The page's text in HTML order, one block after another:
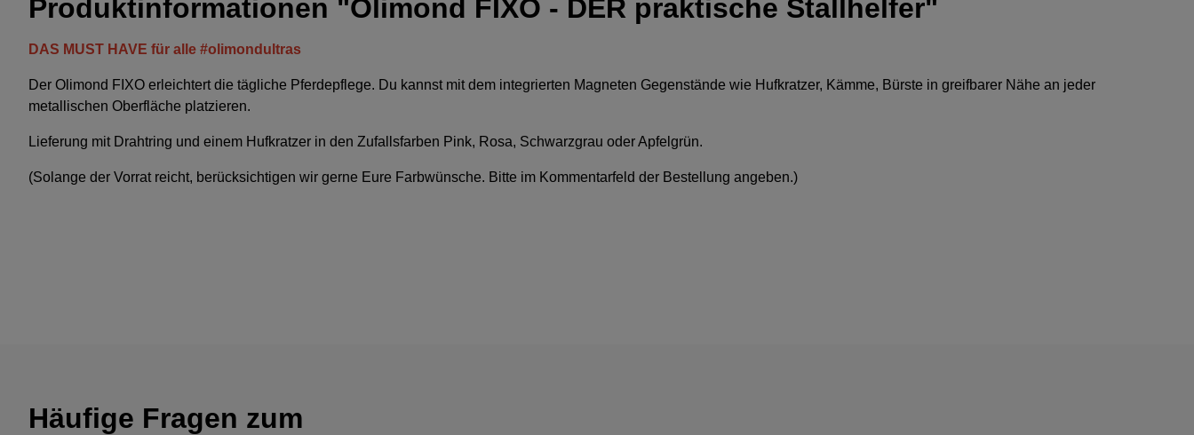
Produktinformationen "Olimond FIXO - DER praktische Stallhelfer"
DAS MUST HAVE für alle #olimondultras
Der Olimond FIXO erleichtert die tägliche Pferdepflege. Du kannst mit dem integrierten Magneten Gegenstände wie Hufkratzer, Kämme, Bürste in greifbarer Nähe an jeder
metallischen Oberfläche platzieren.
Lieferung mit Drahtring und einem Hufkratzer in den Zufallsfarben Pink, Rosa, Schwarzgrau oder Apfelgrün.
(Solange der Vorrat reicht, berücksichtigen wir gerne Eure Farbwünsche. Bitte im Kommentarfeld der Bestellung angeben.)
Häufige Fragen zum